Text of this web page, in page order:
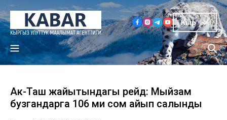
Кыр
Ак-Таш жайытындагы рейд: Мыйзам
бузгандарга 106 миң сом айып салынды